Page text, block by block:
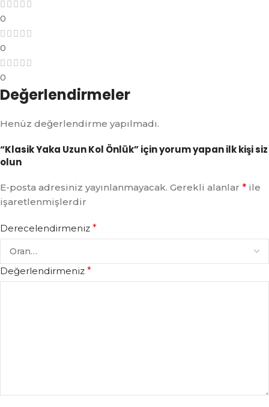
0
0
0
Değerlendirmeler
Henüz değerlendirme yapılmadı.
“Klasik Yaka Uzun Kol Önlük” için yorum yapan ilk kişi siz
olun
E-posta adresiniz yayınlanmayacak. Gerekli alanlar * ile
işaretlenmişlerdir
Derecelendirmeniz *
Değerlendirmeniz *